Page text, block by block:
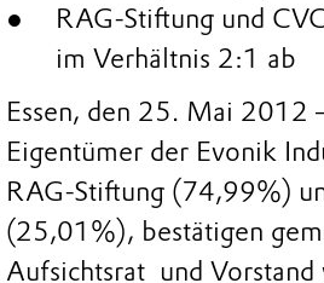
RAG-Stiftung und
im Verhältnis 2:1 ab
Essen, den 25. Mai 2012
Eigentümer der Evonik
RAG-Stiftung (74,99%)
(25,01%), bestätigen
Aufsichtsrat und